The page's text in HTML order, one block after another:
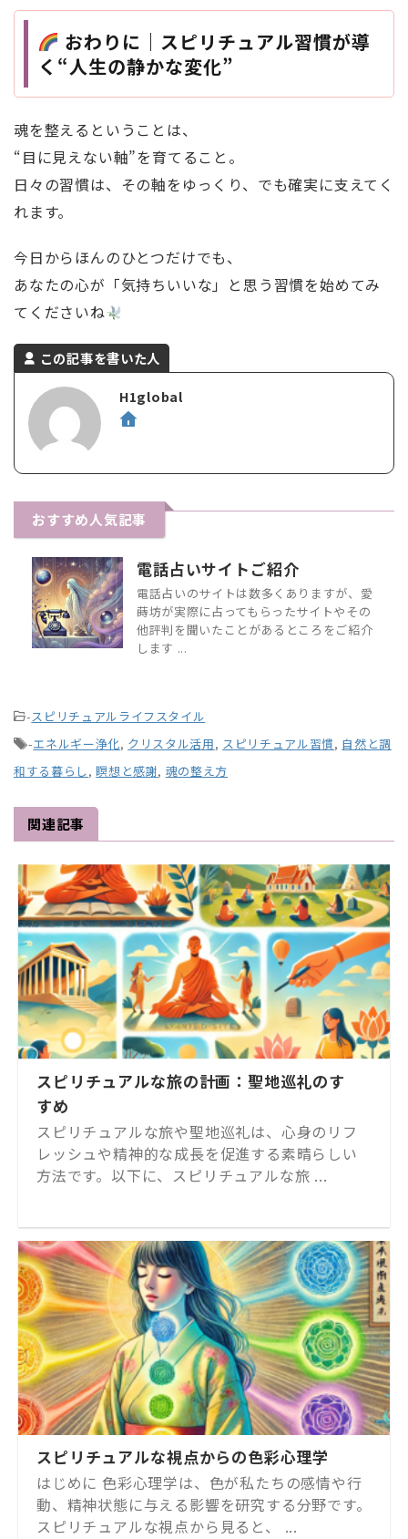
おわりに｜スピリチュアル習慣が導
く“人生の静かな変化”
魂を整えるということは、
“目に見えない軸”を育てること。
日々の習慣は、その軸をゆっくり、でも確実に支えてく
れます。
今日からほんのひとつだけでも、
あなたの心が「気持ちいいな」と思う習慣を始めてみ
てくださいね
この記事を書いた人
H1global
おすすめ人気記事
電話占いサイトご紹介
電話占いのサイトは数多くありますが、愛
蒔坊が実際に占ってもらったサイトやその
他評判を聞いたことがあるところをご紹介
します ...
-スピリチュアルライフスタイル
-エネルギー浄化, クリスタル活用, スピリチュアル習慣, 自然と調
和する暮らし,瞑想と感謝, 魂の整え方
関連記事
スピリチュアルな旅の計画：聖地巡礼のす
すめ
スピリチュアルな旅や聖地巡礼は、心身のリフ
レッシュや精神的な成長を促進する素晴らしい
方法です。以下に、スピリチュアルな旅 ...
スピリチュアルな視点からの色彩心理学
はじめに 色彩心理学は、色が私たちの感情や行
動、精神状態に与える影響を研究する分野です。
スピリチュアルな視点から見ると、 ...